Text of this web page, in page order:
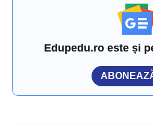
Edupedu.ro este și